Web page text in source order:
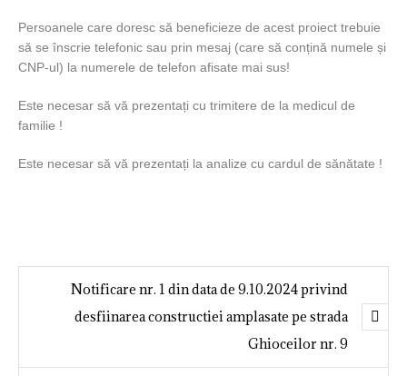
Persoanele care doresc să beneficieze de acest proiect trebuie
să se înscrie telefonic sau prin mesaj (care să conțină numele și
CNP-ul) la numerele de telefon afisate mai sus!
Este necesar să vă prezentați cu trimitere de la medicul de
familie !
Este necesar să vă prezentați la analize cu cardul de sănătate !
Notificare nr. 1 din data de 9.10.2024 privind
desfiinarea constructiei amplasate pe strada
Ghioceilor nr. 9